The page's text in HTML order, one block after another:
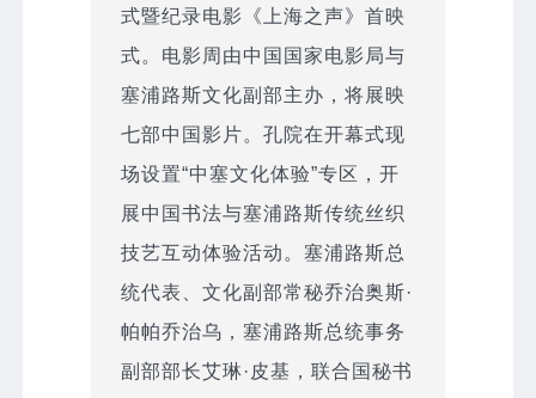
式暨纪录电影《上海之声》首映
式。电影周由中国国家电影局与
塞浦路斯文化副部主办，将展映
七部中国影片。孔院在开幕式现
场设置“中塞文化体验”专区，开
展中国书法与塞浦路斯传统丝织
技艺互动体验活动。塞浦路斯总
统代表、文化副部常秘乔治奥斯·
帕帕乔治乌，塞浦路斯总统事务
副部部长艾琳·皮基，联合国秘书